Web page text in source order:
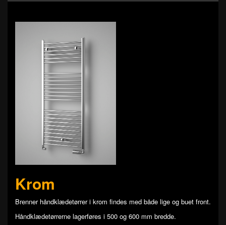
Krom
Brenner håndklædetørrer i krom findes med både lige og buet front.
Håndklædetørrerne lagerføres i 500 og 600 mm bredde.